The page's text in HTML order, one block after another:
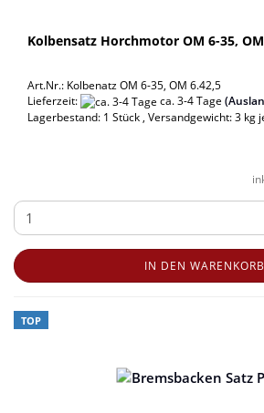
Kolbensatz Horchmotor OM 6-35,
Art.Nr.: Kolbenatz OM 6-35, OM 6.42,5
Lieferzeit:
ca. 3-4 Tage
Lagerbestand: 1 Stück , Versandgewicht:3 kg
IN DEN WARENKORB
TOP